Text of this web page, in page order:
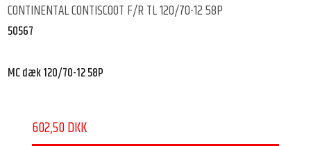
CONTINENTAL CONTISCOOT F/R TL 120/70-12 58P
50567
MC dæk 120/70-12 58P
602,50 DKK